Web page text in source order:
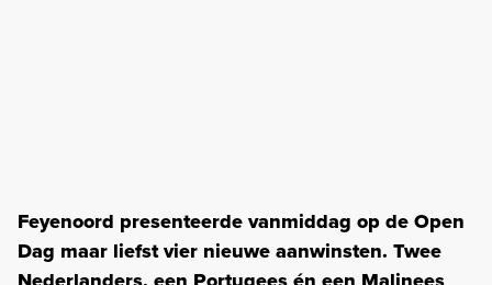
Feyenoord presenteerde vanmiddag op de Open
Dag maar liefst vier nieuwe aanwinsten. Twee